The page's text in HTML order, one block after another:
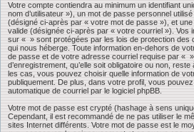
Votre compte contiendra au minimum un identifiant
nom d’utilisateur »), un mot de passe personnel
(désigné ci-après par « votre mot de passe »), et
valide (désignée ci-après par « votre courriel »). Vos
sur « » sont protégées par les lois de protection des
qui nous héberge. Toute information en-dehors de
de passe et de votre adresse courriel requise par «
d’enregistrement, qu’elle soit obligatoire ou non,
les cas, vous pouvez choisir quelle information de
publiquement. De plus, dans votre profil, vous
automatique de courriel par le logiciel phpBB.
Votre mot de passe est crypté (hashage à sens
Cependant, il est recommandé de ne pas utiliser le
sites Internet différents. Votre mot de passe est le